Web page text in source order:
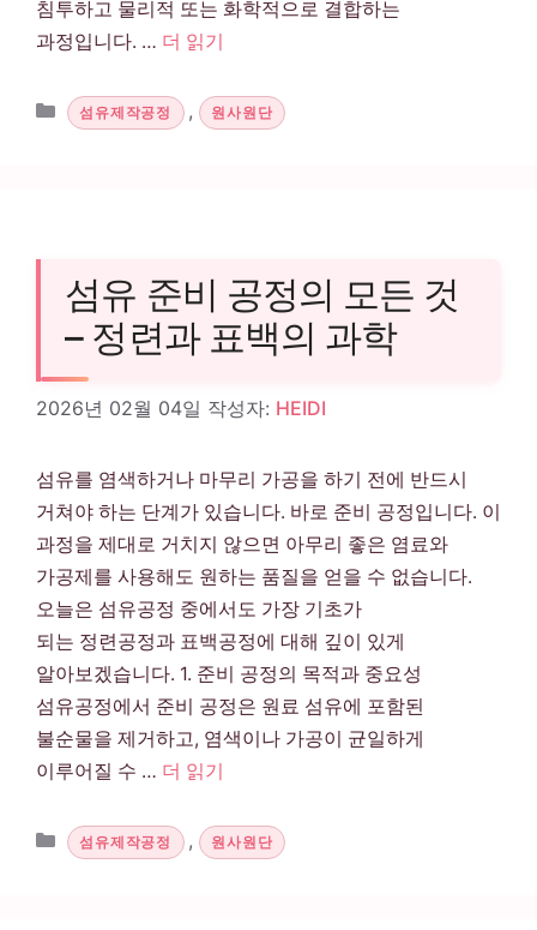
침투하고 물리적 또는 화학적으로 결합하는
과정입니다. … 더 읽기
카테고리
섬유제작공정 , 원사원단
섬유 준비 공정의 모든 것
– 정련과 표백의 과학
2026년 02월 04일 작성자: HEIDI
섬유를 염색하거나 마무리 가공을 하기 전에 반드시
거쳐야 하는 단계가 있습니다. 바로 준비 공정입니다. 이
과정을 제대로 거치지 않으면 아무리 좋은 염료와
가공제를 사용해도 원하는 품질을 얻을 수 없습니다.
오늘은 섬유공정 중에서도 가장 기초가
되는 정련공정과 표백공정에 대해 깊이 있게
알아보겠습니다. 1. 준비 공정의 목적과 중요성
섬유공정에서 준비 공정은 원료 섬유에 포함된
불순물을 제거하고, 염색이나 가공이 균일하게
이루어질 수 … 더 읽기
카테고리
섬유제작공정 , 원사원단